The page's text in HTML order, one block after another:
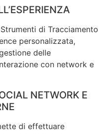
di Tracciamento
personalizzata,
delle
con network e
NETWORK E
di effettuare